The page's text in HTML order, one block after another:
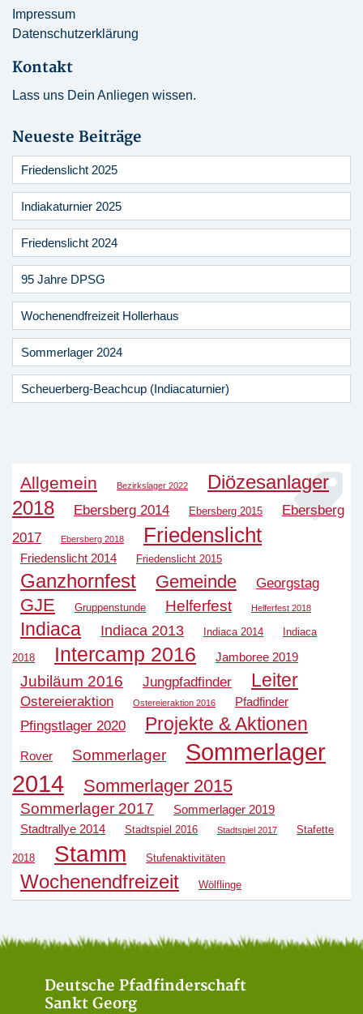
Impressum
Datenschutzerklärung
Kontakt
Lass uns Dein Anliegen wissen.
Neueste Beiträge
Friedenslicht 2025
Indiakaturnier 2025
Friedenslicht 2024
95 Jahre DPSG
Wochenendfreizeit Hollerhaus
Sommerlager 2024
Scheuerberg-Beachcup (Indiacaturnier)
Allgemein Bezirkslager 2022
Diözesanlager
2018
Ebersberg 2014 Ebersberg 2015
Ebersberg
2017
Ebersberg 2018 Friedenslicht
Friedenslicht 2014 Friedenslicht 2015
Ganzhornfest Gemeinde Georgstag
GJE Gruppenstunde Helferfest Helferfest 2018
Indiaca Indiaca 2013 Indiaca 2014 Indiaca
2018 Intercamp 2016 Jamboree 2019
Jubiläum 2016 Jungpfadfinder Leiter
Ostereieraktion Ostereieraktion 2016 Pfadfinder
Pfingstlager 2020 Projekte & Aktionen
Rover Sommerlager
Sommerlager
2014
Sommerlager 2015
Sommerlager 2017
Sommerlager 2019
Stadtrallye 2014
Stadtspiel 2016 Stadtspiel 2017 Stafette
2018 Stamm Stufenaktivitäten
Wochenendfreizeit Wölflinge
Deutsche Pfadfinderschaft
Sankt Georg